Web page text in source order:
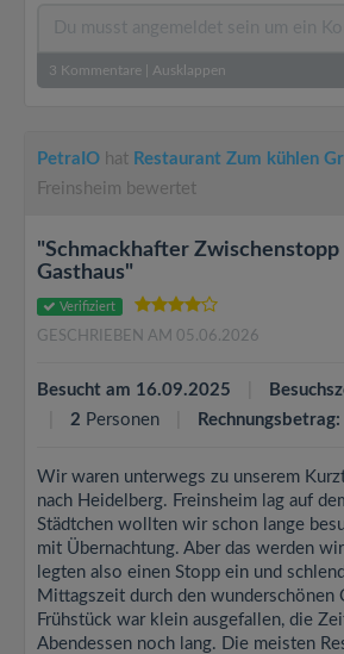
3 Kommentare Ausklappen
PetraIO hat Restaurant Zum kühlen
Freinsheim bewertet
"Schmackhafter
Gasthaus"
Verifiziert
GESCHRIEBEN AM 05.06.2026
Besucht am 16.09.2025
2 Personen Rechnungsbetrag:
Wir waren unterwegs zu unserem
nach Heidelberg. Freinsheim lag auf
Städtchen wollten wir schon lange
mit Übernachtung. Aber das werden
legten also einen Stopp ein und
Mittagszeit durch den wunderschönen
Frühstück war klein ausgefallen, die
Abendessen noch lang. Die meisten